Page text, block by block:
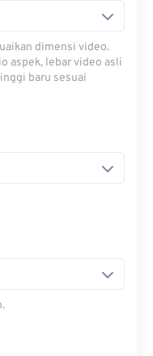
dimensi video.
aspek, lebar video asli
baru sesuai